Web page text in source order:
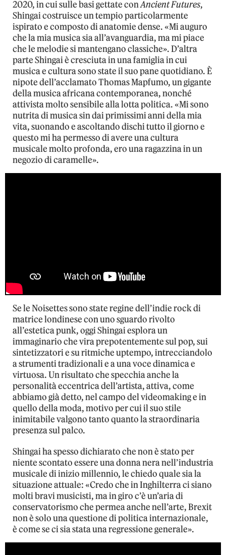
2020, in cui sulle basi gettate conAncient Futures,
Shingai costruisce un tempio particolarmente
ispirato e composto di anatomie dense. «Mi auguro
che la mia musica sia all’avanguardia, ma mi piace
che le melodie si mantengano classiche». D’altra
parte Shingai è cresciuta in una famiglia in cui
musica e cultura sono state il suo pane quotidiano. È
nipote dell’acclamato Thomas Mapfumo, un gigante
della musica africana contemporanea, nonché
attivista molto sensibile alla lotta politica. «Mi sono
nutrita di musica sin dai primissimi anni della mia
vita, suonando e ascoltando dischi tutto il giorno e
questo mi ha permesso di avere una cultura
musicale molto profonda, ero una ragazzina in un
negozio di caramelle».
Se le Noisettes sono state regine dell’indie rock di
matrice londinese con uno sguardo rivolto
all’estetica punk, oggi Shingai esplora un
immaginario che vira prepotentemente sul pop, sui
sintetizzatori e su ritmiche uptempo, intrecciandolo
a strumenti tradizionali e a una voce dinamica e
virtuosa. Un risultato che specchia anche la
personalità eccentrica dell’artista, attiva, come
abbiamo già detto, nel campo del videomaking e in
quello della moda, motivo per cui il suo stile
inimitabile valgono tanto quanto la straordinaria
presenza sul palco.
Shingai ha spesso dichiarato che non è stato per
niente scontato essere una donna nera nell’industria
musicale di inizio millennio, le chiedo quale sia la
situazione attuale: «Credo che in Inghilterra ci siano
molti bravi musicisti, ma in giro c’è un’aria di
conservatorismo che permea anche nell’arte, Brexit
non è solo una questione di politica internazionale,
è come se ci sia stata una regressione generale».